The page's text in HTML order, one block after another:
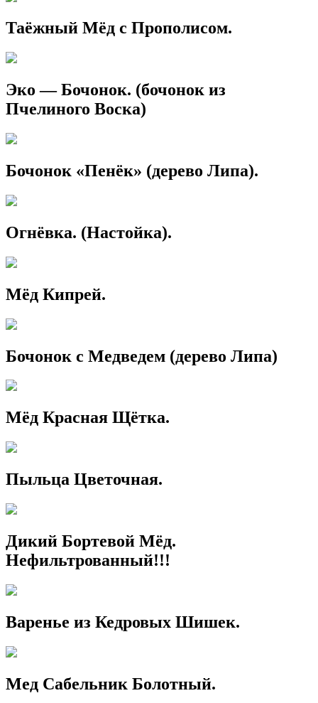
Таёжный Мёд с Прополисом.
Эко — Бочонок. (бочонок из
Пчелиного Воска)
Бочонок «Пенёк» (дерево Липа).
Огнёвка. (Настойка).
Мёд Кипрей.
Бочонок с Медведем (дерево Липа)
Мёд Красная Щётка.
Пыльца Цветочная.
Дикий Бортевой Мёд.
Нефильтрованный!!!
Варенье из Кедровых Шишек.
Мед Сабельник Болотный.